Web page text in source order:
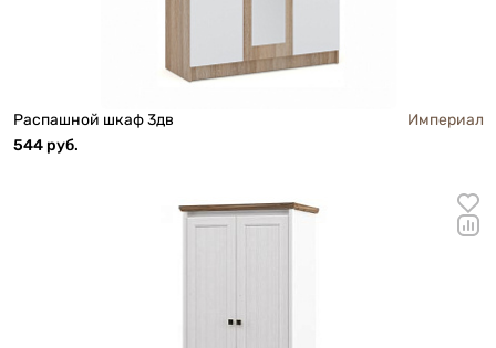
Распашной шкаф 3дв
Империал
544 руб.